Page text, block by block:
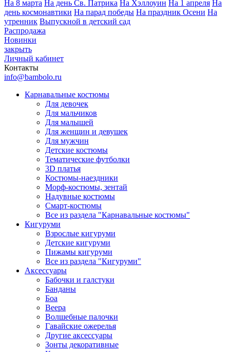
На 8 марта На день Св. Патрика На Хэллоуин На 1 апреля На
день космонавтики На парад победы На праздник Осени На
утренник Выпускной в детский сад
Распродажа
Новинки
закрыть
Личный кабинет
Контакты
info@bambolo.ru
Карнавальные костюмы
Для девочек
Для мальчиков
Для малышей
Для женщин и девушек
Для мужчин
Детские костюмы
Тематические футболки
3D платья
Костюмы-наездники
Морф-костюмы, зентай
Надувные костюмы
Смарт-костюмы
Все из раздела "Карнавальные костюмы"
Кигуруми
Взрослые кигуруми
Детские кигуруми
Пижамы кигуруми
Все из раздела "Кигуруми"
Аксессуары
Бабочки и галстуки
Банданы
Боа
Веера
Волшебные палочки
Гавайские ожерелья
Другие аксессуары
Зонты декоративные